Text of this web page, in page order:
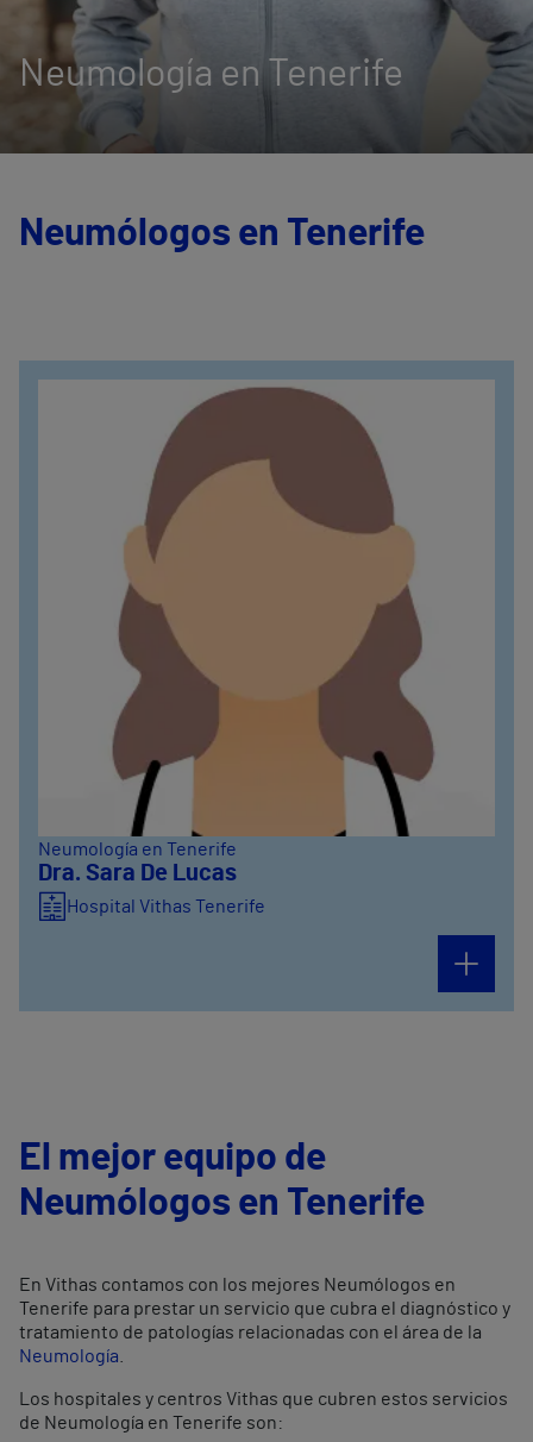
Neumología en Tenerife
Neumólogos en Tenerife
Neumología en Tenerife
Dra. Sara De Lucas
Hospital Vithas Tenerife
El mejor equipo de
Neumólogos en Tenerife
En Vithas contamos con los mejores Neumólogos en
Tenerife para prestar un servicio que cubra el diagnóstico y
tratamiento de patologías relacionadas con el área de la
Neumología
Los hospitales y centros Vithas que cubren estos servicios
de Neumología en Tenerife son: